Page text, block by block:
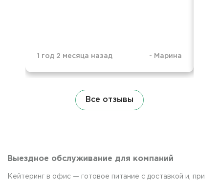
1 год 2 месяца назад - Марина
Все отзывы
Выездное обслуживание для компаний
Кейтеринг в офис — готовое питание с доставкой и, при